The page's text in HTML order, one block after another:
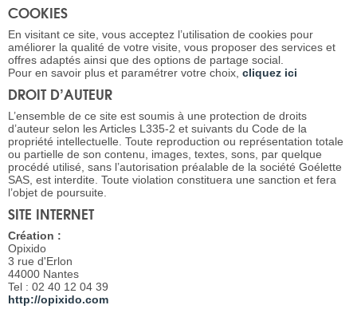
COOKIES
En visitant ce site, vous acceptez l’utilisation de cookies pour
améliorer la qualité de votre visite, vous proposer des services et
offres adaptés ainsi que des options de partage social.
Pour en savoir plus et paramétrer votre choix, cliquez ici
DROIT D’AUTEUR
L’ensemble de ce site est soumis à une protection de droits
d’auteur selon les Articles L335-2 et suivants du Code de la
propriété intellectuelle. Toute reproduction ou représentation totale
ou partielle de son contenu, images, textes, sons, par quelque
procédé utilisé, sans l’autorisation préalable de la société Goélette
SAS, est interdite. Toute violation constituera une sanction et fera
l’objet de poursuite.
SITE INTERNET
Création :
Opixido
3 rue d'Erlon
44000 Nantes
Tel : 02 40 12 04 39
http://opixido.com